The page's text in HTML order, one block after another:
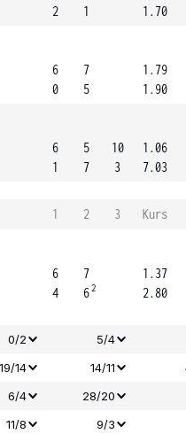
2
1
1.70
6
0
7
5
1.79
1.90
6
1
5
7
10
3
1.06
7.03
1 2 3
Kurs
6
4
7
62
1.37
2.80
0/2
5/4
19/14 14/11
6/4
28/20
11/8
9/3